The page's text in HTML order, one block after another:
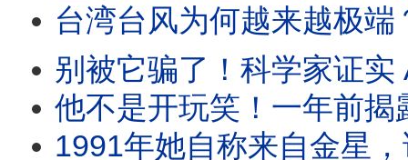
台湾台风为何越来越极端？揭
别被它骗了！科学家证实 AI 正在
他不是开玩笑！一年前揭露的
1991年她自称来自金星，说出6个禁忌预